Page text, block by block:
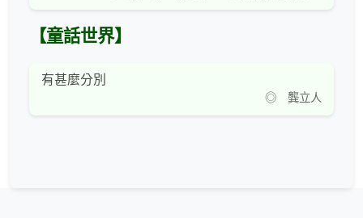
【童話世界】
有甚麼分別
◎ 龔立人